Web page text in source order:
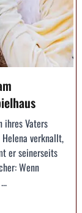
ihres Vaters
verknallt,
er seinerseits
Wenn